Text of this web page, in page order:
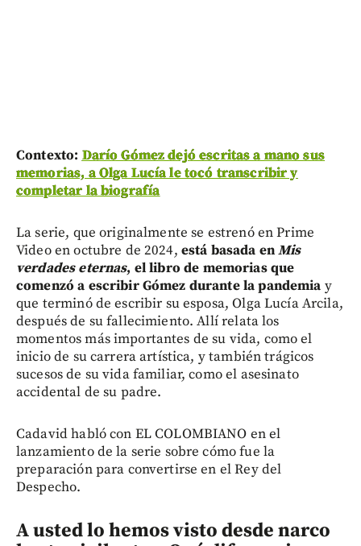
Contexto: Darío Gómez dejó escritas a mano sus
memorias, a Olga Lucía le tocó transcribir y
completar la biografía
La serie, que originalmente se estrenó en Prime
Video en octubre de 2024, está basada enMis
verdades eternas, el libro de memorias que
comenzó a escribir Gómez durante la pandemia y
que terminó de escribir su esposa, Olga Lucía Arcila,
después de su fallecimiento. Allí relata los
momentos más importantes de su vida, como el
inicio de su carrera artística, y también trágicos
sucesos de su vida familiar, como el asesinato
accidental de su padre.
Cadavid habló con EL COLOMBIANO en el
lanzamiento de la serie sobre cómo fue la
preparación para convertirse en el Rey del
Despecho.
A usted lo hemos visto desde narco